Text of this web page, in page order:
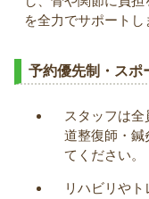
を全力でサポートし
予約優先制・スポ
スタッフは
道整復師・鍼
てください。
リハビリや